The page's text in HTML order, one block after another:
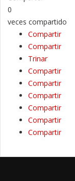
0
veces compartido
Compartir
Compartir
Trinar
Compartir
Compartir
Compartir
Compartir
Compartir
Compartir